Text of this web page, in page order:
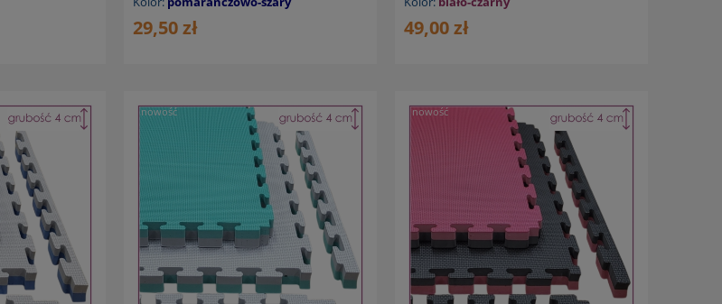
29,50 zł 49,00 zł
nowość nowość